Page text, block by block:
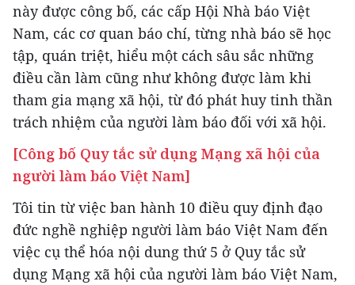
này được công bố, các cấp Hội Nhà báo Việt
Nam, các cơ quan báo chí, từng nhà báo sẽ học
tập, quán triệt, hiểu một cách sâu sắc những
điều cần làm cũng như không được làm khi
tham gia mạng xã hội, từ đó phát huy tinh thần
trách nhiệm của người làm báo đối với xã hội.
[Công bố Quy tắc sử dụng Mạng xã hội của
người làm báo Việt Nam]
Tôi tin từ việc ban hành 10 điều quy định đạo
đức nghề nghiệp người làm báo Việt Nam đến
việc cụ thể hóa nội dung thứ 5 ở Quy tắc sử
dụng Mạng xã hội của người làm báo Việt Nam,